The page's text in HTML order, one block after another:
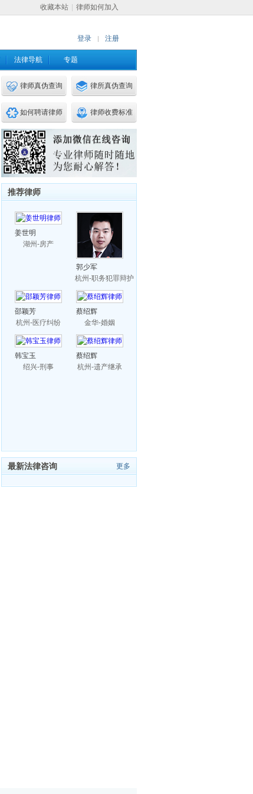
收藏本站 律师如何加入
律师真伪查询 律所真伪查询
如何聘请律师 律师收费标准
推荐律师
姜世明
湖州-房产
郭少军
杭州-职务犯罪辩护
邵颖芳
杭州-医疗纠纷
蔡绍辉
金华-婚姻
韩宝玉
绍兴-刑事
蔡绍辉
杭州-遗产继承
最新法律咨询 更多
登录 | 注册
法律导航 专题